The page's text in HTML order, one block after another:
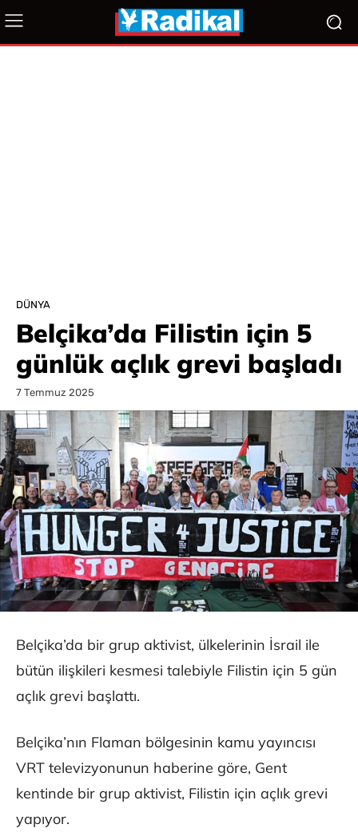
DÜNYA
Belçika’da Filistin için 5
günlük açlık grevi başladı
7 Temmuz 2025
Belçika’da bir grup aktivist, ülkelerinin İsrail ile
bütün ilişkileri kesmesi talebiyle Filistin için 5 gün
açlık grevi başlattı.
Belçika’nın Flaman bölgesinin kamu yayıncısı
VRT televizyonunun haberine göre, Gent
kentinde bir grup aktivist, Filistin için açlık grevi
yapıyor.